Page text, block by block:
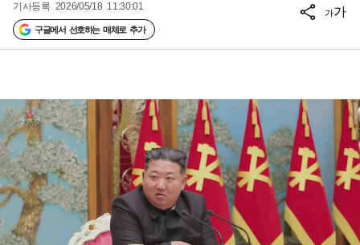
기사등록 2026/05/18 11:30:01
구글에서 선호하는 매체로 추가
가가